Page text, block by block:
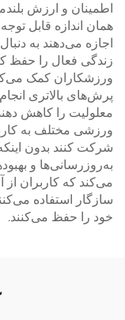
اطمینان و ارزش
همان اندازه قابل
اجازه می‌دهند به
زندگی فعال را حفظ
ورزشکاران کمک
پرش‌های بالاتری
معلولیت را کاهش
ورزشی مختلف به
شرکت کنند بدون
به‌روزرسانی‌ها و
می‌کند که کاربران
سازگار استفاده
خود را حفظ می‌کنند.